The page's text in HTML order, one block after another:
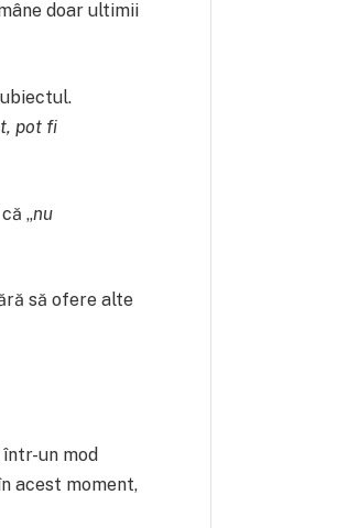
doar ultimii
pot fi
„nu
să ofere alte
un mod
acest moment,